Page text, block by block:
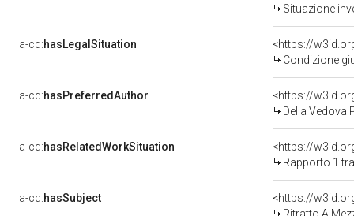
Situazione
a-cd:hasLegalSituation
Condizione
a-cd:hasPreferredAuthor
<https://
Della Vedova
a-cd:hasRelatedWorkSituation
<https://
Rapporto 1
a-cd:hasSubject
<https://